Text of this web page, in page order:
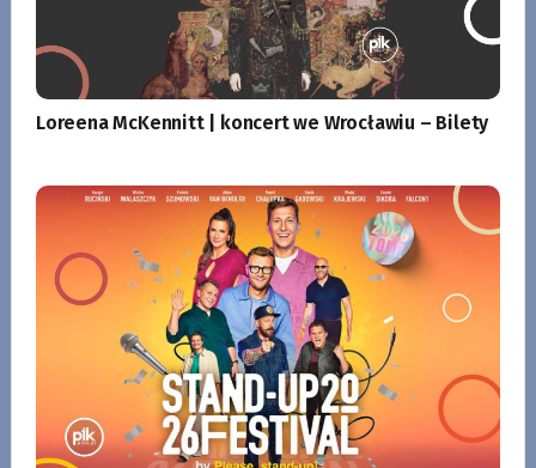
Loreena McKennitt | koncert we Wrocławiu – Bilety